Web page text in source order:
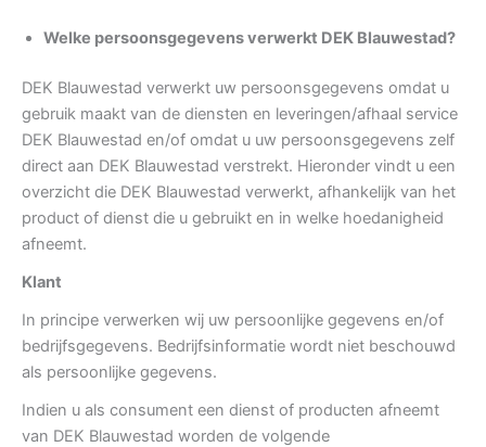
Welke persoonsgegevens verwerkt DEK Blauwestad?
DEK Blauwestad verwerkt uw persoonsgegevens omdat u
gebruik maakt van de diensten en leveringen/afhaal service
DEK Blauwestad en/of omdat u uw persoonsgegevens zelf
direct aan DEK Blauwestad verstrekt. Hieronder vindt u een
overzicht die DEK Blauwestad verwerkt, afhankelijk van het
product of dienst die u gebruikt en in welke hoedanigheid
afneemt.
Klant
In principe verwerken wij uw persoonlijke gegevens en/of
bedrijfsgegevens. Bedrijfsinformatie wordt niet beschouwd
als persoonlijke gegevens.
Indien u als consument een dienst of producten afneemt
van DEK Blauwestad worden de volgende